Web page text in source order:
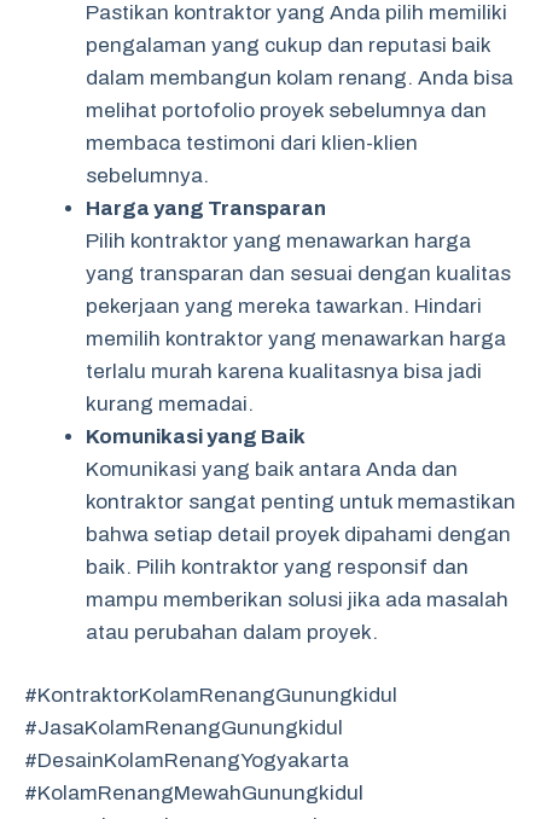
Pastikan kontraktor yang Anda pilih memiliki
pengalaman yang cukup dan reputasi baik
dalam membangun kolam renang. Anda bisa
melihat portofolio proyek sebelumnya dan
membaca testimoni dari klien-klien
sebelumnya.
Harga yang Transparan
Pilih kontraktor yang menawarkan harga
yang transparan dan sesuai dengan kualitas
pekerjaan yang mereka tawarkan. Hindari
memilih kontraktor yang menawarkan harga
terlalu murah karena kualitasnya bisa jadi
kurang memadai.
Komunikasi yang Baik
Komunikasi yang baik antara Anda dan
kontraktor sangat penting untuk memastikan
bahwa setiap detail proyek dipahami dengan
baik. Pilih kontraktor yang responsif dan
mampu memberikan solusi jika ada masalah
atau perubahan dalam proyek.
#KontraktorKolamRenangGunungkidul
#JasaKolamRenangGunungkidul
#DesainKolamRenangYogyakarta
#KolamRenangMewahGunungkidul